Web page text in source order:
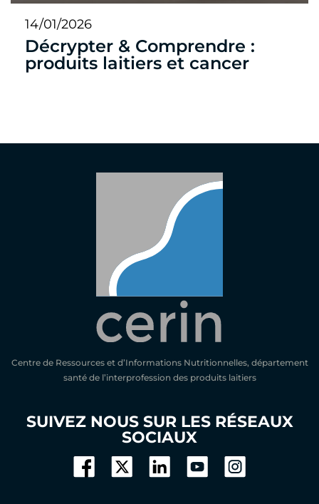
14/01/2026
Décrypter & Comprendre :
produits laitiers et cancer
Centre de Ressources et d’Informations Nutritionnelles, département
santé de l’interprofession des produits laitiers
SUIVEZ NOUS SUR LES RÉSEAUX
SOCIAUX